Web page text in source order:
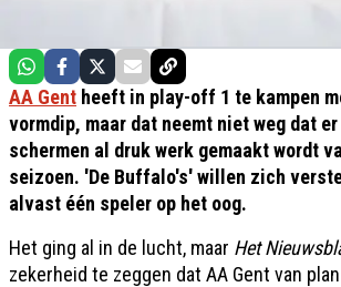
AA Gent heeft in play-off 1 te kampen
vormdip, maar dat neemt niet weg dat
schermen al druk werk gemaakt wordt
seizoen. 'De Buffalo's' willen zich
alvast één speler op het oog.
Het ging al in de lucht, maar Het
zekerheid te zeggen dat AA Gent van